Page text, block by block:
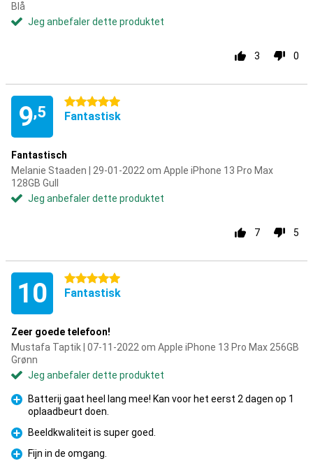
Blå
Jeg anbefaler dette produktet
3 0
9,5
5 stjerner
Fantastisk
Fantastisch
Melanie Staaden | 29-01-2022 om Apple iPhone 13 Pro Max
128GB Gull
Jeg anbefaler dette produktet
7 5
10 5 stjerner
Fantastisk
Zeer goede telefoon!
Mustafa Taptik | 07-11-2022 om Apple iPhone 13 Pro Max 256GB
Grønn
Jeg anbefaler dette produktet
Fordel
Batterij gaat heel lang mee! Kan voor het eerst 2 dagen op 1
oplaadbeurt doen.
Fordel
Beeldkwaliteit is super goed.
Fordel
Fijn in de omgang.